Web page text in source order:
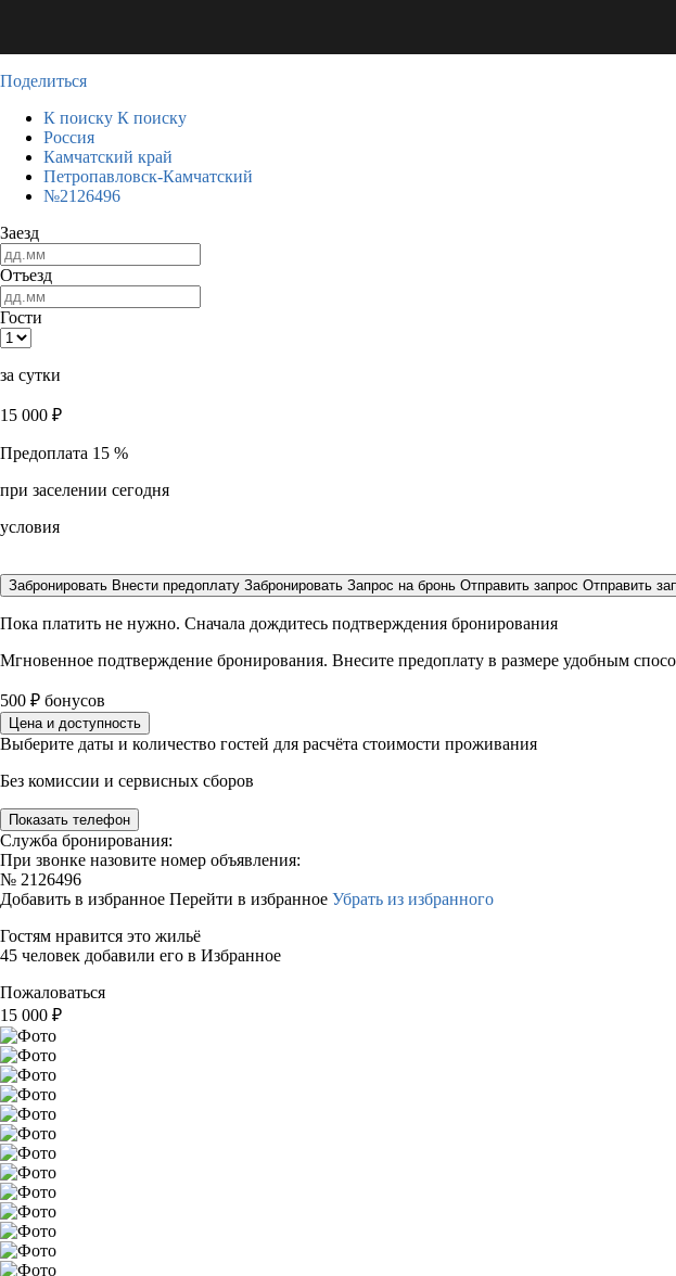
Поделиться
К поиску К поиску
Россия
Камчатский край
Петропавловск-Камчатский
№2126496
Заезд
Отъезд
Гости
за сутки
15 000 ₽
Предоплата 15 %
при заселении сегодня
условия
Забронировать Внести предоплату Забронировать Запрос на бронь Отправить запрос Отправить
Пока платить не нужно. Сначала дождитесь подтверждения бронирования
Мгновенное подтверждение бронирования. Внесите предоплату в размере удобным
500 ₽ бонусов
Цена и доступность
Выберите даты и количество гостей для расчёта стоимости проживания
Без комиссии и сервисных сборов
Показать телефон
Служба бронирования:
При звонке назовите номер объявления:
№ 2126496
Добавить в избранное Перейти в избранное Убрать из избранного
Гостям нравится это жильё
45 человек добавили его в Избранное
Пожаловаться
15 000 ₽